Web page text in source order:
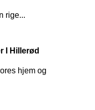
rige...
I Hillerød
hjem og